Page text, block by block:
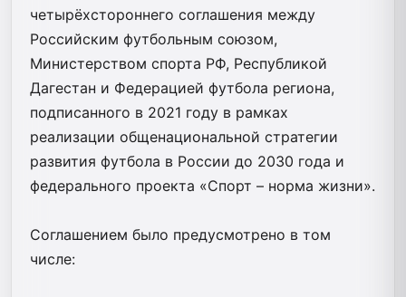
четырёхстороннего соглашения между
Российским футбольным союзом,
Министерством спорта РФ, Республикой
Дагестан и Федерацией футбола региона,
подписанного в 2021 году в рамках
реализации общенациональной стратегии
развития футбола в России до 2030 года и
федерального проекта «Спорт – норма жизни».
Соглашением было предусмотрено в том
числе: